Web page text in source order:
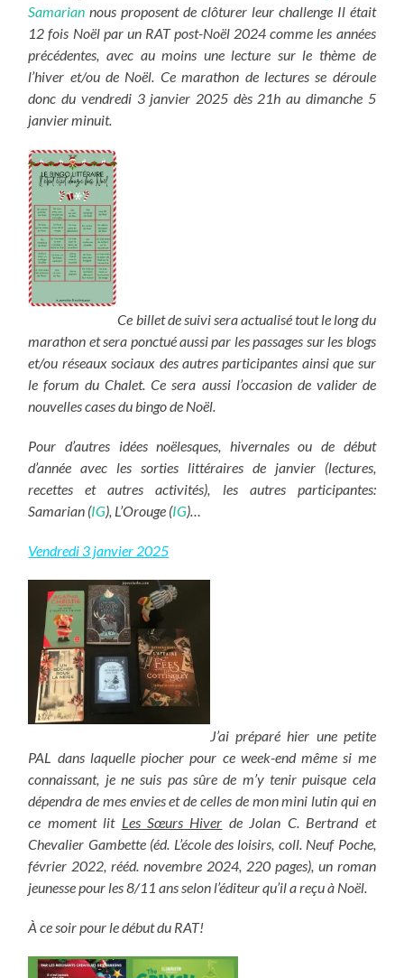
Samarian nous proposent de clôturer leur challenge Il était
12 fois Noël par un RAT post-Noël 2024 comme les années
précédentes, avec au moins une lecture sur le thème de
l’hiver et/ou de Noël. Ce marathon de lectures se déroule
donc du vendredi 3 janvier 2025 dès 21h au dimanche 5
janvier minuit.
Ce billet de suivi sera actualisé tout le long du
marathon et sera ponctué aussi par les passages sur les blogs
et/ou réseaux sociaux des autres participantes ainsi que sur
le forum du Chalet. Ce sera aussi l’occasion de valider de
nouvelles cases du bingo de Noël.
Pour d’autres idées noëlesques, hivernales ou de début
d’année avec les sorties littéraires de janvier (lectures,
recettes et autres activités), les autres participantes:
Samarian (IG), L’Orouge (IG)…
Vendredi 3 janvier 2025
J’ai préparé hier une petite
PAL dans laquelle piocher pour ce week-end même si me
connaissant, je ne suis pas sûre de m’y tenir puisque cela
dépendra de mes envies et de celles de mon mini lutin qui en
ce moment lit Les Sœurs Hiver de Jolan C. Bertrand et
Chevalier Gambette (éd. L’école des loisirs, coll. Neuf Poche,
février 2022, rééd. novembre 2024, 220 pages), un roman
jeunesse pour les 8/11 ans selon l’éditeur qu’il a reçu à Noël.
À ce soir pour le début du RAT!